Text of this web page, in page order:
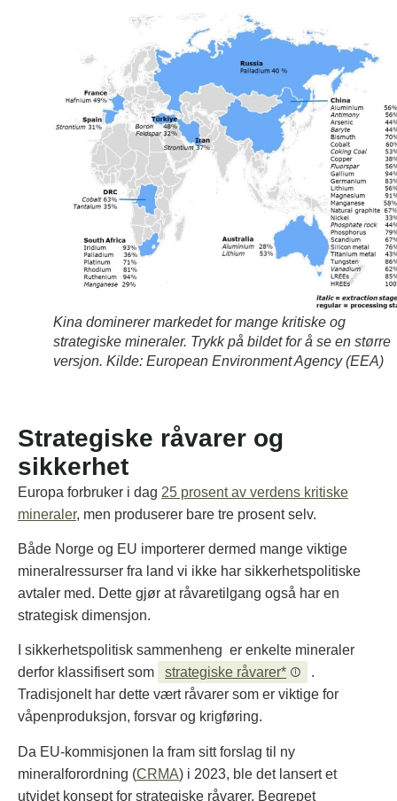
Kina dominerer markedet for mange kritiske og
strategiske mineraler. Trykk på bildet for å se en større
versjon. Kilde: European Environment Agency (EEA)
Strategiske råvarer og
sikkerhet
Europa forbruker i dag 25 prosent av verdens kritiske
mineraler, men produserer bare tre prosent selv.
Både Norge og EU importerer dermed mange viktige
mineralressurser fra land vi ikke har sikkerhetspolitiske
avtaler med. Dette gjør at råvaretilgang også har en
strategisk dimensjon.
I sikkerhetspolitisk sammenheng er enkelte mineraler
derfor klassifisert som
strategiske råvarer*
.
Tradisjonelt har dette vært råvarer som er viktige for
våpenproduksjon, forsvar og krigføring.
Da EU-kommisjonen la fram sitt forslag til ny
mineralforordning (CRMA) i 2023, ble det lansert et
utvidet konsept for strategiske råvarer. Begrepet